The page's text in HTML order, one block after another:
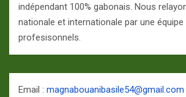
indépendant 100% gabonais. Nous
nationale et internationale par une équipe
profesisonnels.
Email : magnabouanibasile54@gmail.com